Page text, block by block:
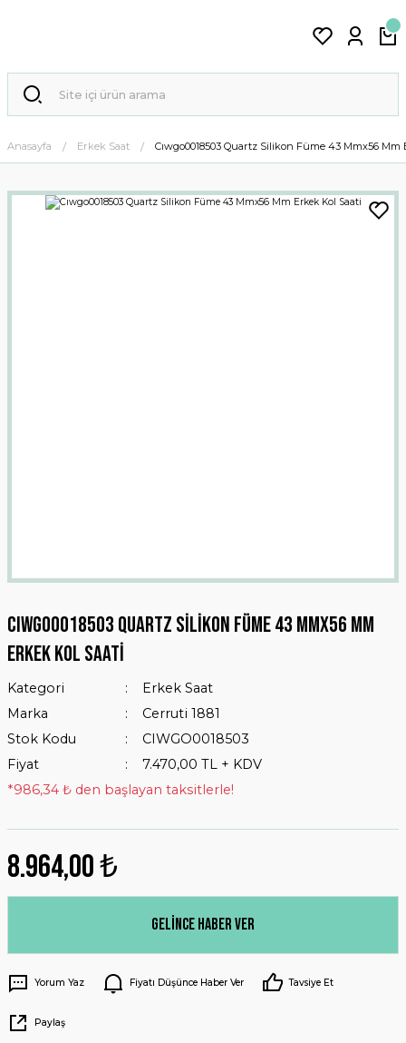
Anasayfa Erkek Saat Cıwgo0018503 Quartz Silikon Füme 43 Mmx56 Mm
Cıwgo0018503 Quartz Silikon Füme 43 Mmx56 Mm
Erkek Kol Saati
Kategori
Erkek Saat
Marka
Cerruti 1881
Stok Kodu
CIWGO0018503
Fiyat
7.470,00 TL + KDV
*986,34 ₺ den başlayan taksitlerle!
8.964,00 ₺
Gelince Haber Ver
Yorum Yaz Fiyatı Düşünce Haber Ver Tavsiye Et
Paylaş